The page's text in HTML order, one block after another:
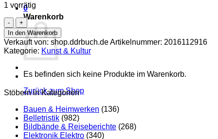
0
Warenkorb
Es befinden sich keine Produkte im Warenkorb.
Zurück zum Shop
1 vorrätig
Kino-
und
Fernseh-
Almanach,
DDR
Menge
In den Warenkorb
Verkauft von: shop.ddrbuch.deArtikelnummer: 2016112916
Kategorie: Kunst & Kultur
Stöbern in Kategorien
Bauen & Heimwerken (136)
Belletristik (982)
Bildbände & Reiseberichte (268)
Elektronik Elektro (340)